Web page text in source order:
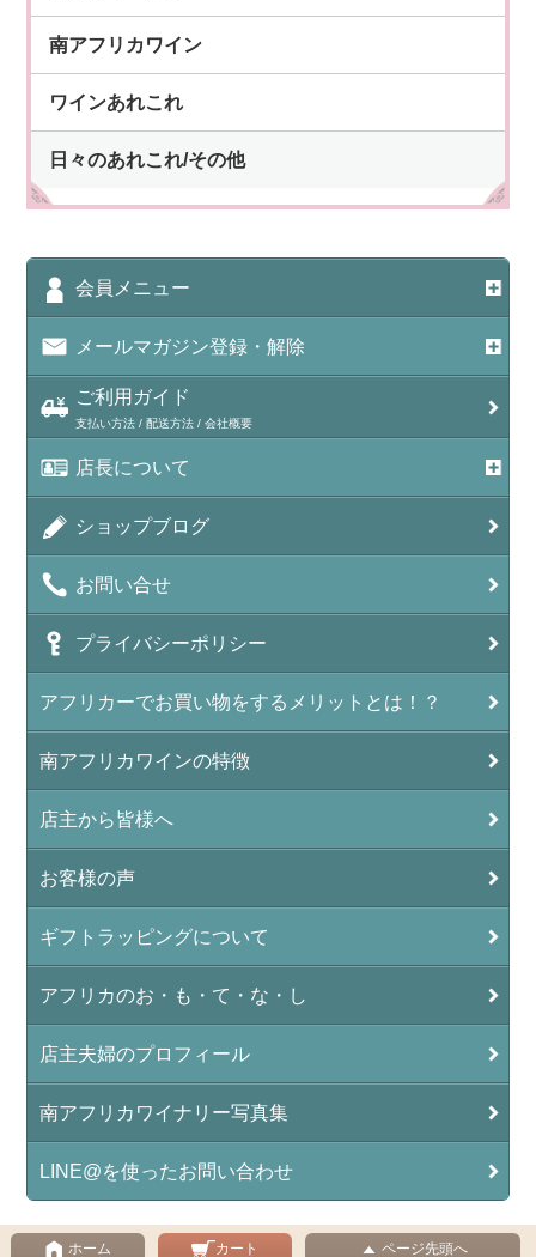
南アフリカワイン
ワインあれこれ
日々のあれこれ/その他
会員メニュー
メールマガジン登録・解除
ご利用ガイド
支払い方法 / 配送方法 / 会社概要
店長について
ショップブログ
お問い合せ
プライバシーポリシー
アフリカーでお買い物をするメリットとは！？
南アフリカワインの特徴
店主から皆様へ
お客様の声
ギフトラッピングについて
アフリカのお・も・て・な・し
店主夫婦のプロフィール
南アフリカワイナリー写真集
LINE@を使ったお問い合わせ
ホーム カート ページ先頭へ